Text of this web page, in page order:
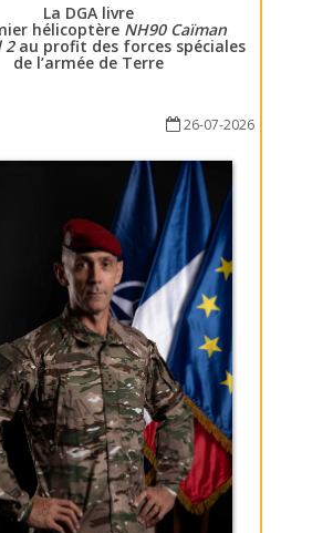
La DGA livre
hélicoptère NH90 Caïman
2au profit des forces spéciales
de l’armée de Terre
26-07-2026